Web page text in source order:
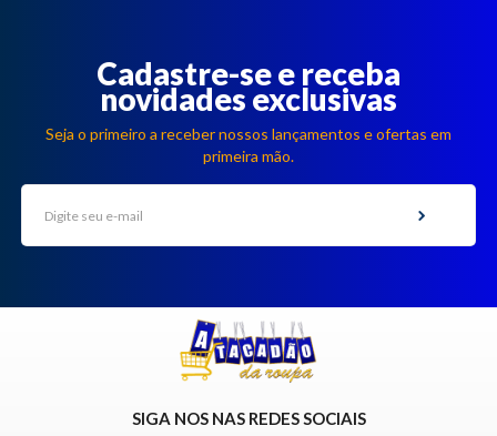
Cadastre-se e receba
novidades exclusivas
Seja o primeiro a receber nossos lançamentos e ofertas em
primeira mão.
SIGA NOS NAS REDES SOCIAIS